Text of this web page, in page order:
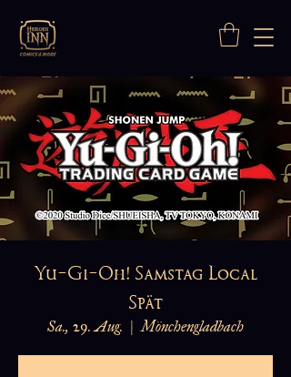
Yu-Gi-Oh! Samstag Local
Spät
Sa., 29. Aug.
  |
Mönchengladbach